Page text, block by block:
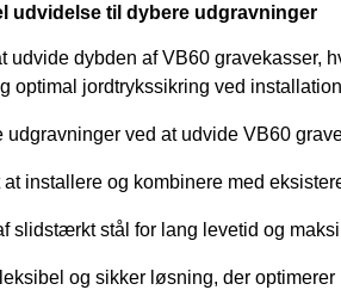
udvidelse til dybere udgravninger
udvide dybden af VB60
optimal jordtrykssikring ved
udgravninger ved at udvide VB60
at installere og kombinere med
slidstærkt stål for lang levetid og
og sikker løsning, der